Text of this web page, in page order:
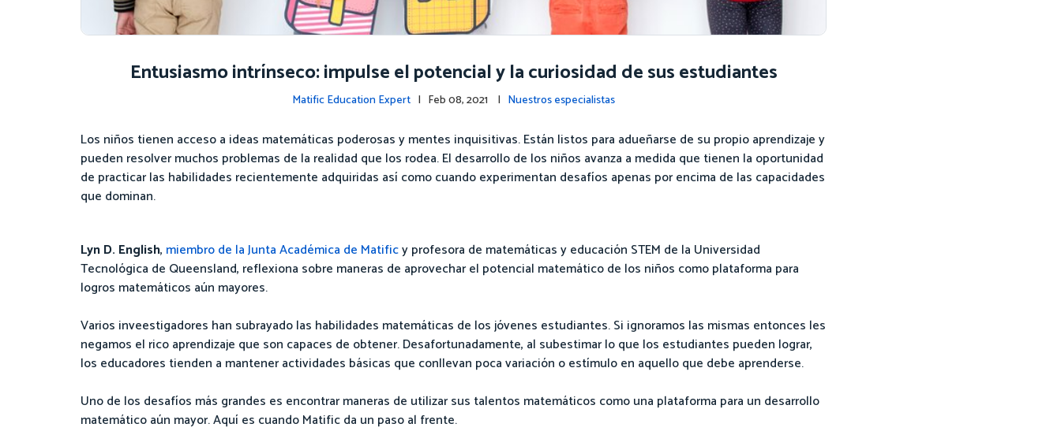
Entusiasmo intrínseco: impulse el potencial y la curiosidad de sus estudiantes
Matific Education Expert | Feb 08, 2021 | Nuestros especialistas
Los niños tienen acceso a ideas matemáticas poderosas y mentes inquisitivas. Están listos para adueñarse de su propio aprendizaje y
pueden resolver muchos problemas de la realidad que los rodea. El desarrollo de los niños avanza a medida que tienen la oportunidad
de practicar las habilidades recientemente adquiridas así como cuando experimentan desafíos apenas por encima de las capacidades
que dominan.
Lyn D. English, miembro de la Junta Académica de Matificy profesora de matemáticas y educación STEM de la Universidad
Tecnológica de Queensland, reflexiona sobre maneras de aprovechar el potencial matemático de los niños como plataforma para
logros matemáticos aún mayores.
Varios inveestigadores han subrayado las habilidades matemáticas de los jóvenes estudiantes. Si ignoramos las mismas entonces les
negamos el rico aprendizaje que son capaces de obtener. Desafortunadamente, al subestimar lo que los estudiantes pueden lograr,
los educadores tienden a mantener actividades básicas que conllevan poca variación o estímulo en aquello que debe aprenderse.
Uno de los desafíos más grandes es encontrar maneras de utilizar sus talentos matemáticos como una plataforma para un desarrollo
matemático aún mayor. Aquí es cuando Matific da un paso al frente.